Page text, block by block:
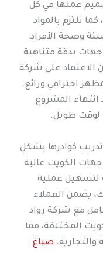
عملها في كل
تلتزم بالمواد
وصحة الأفراد.
بدقة متناهية
الاعتماد على شركة
احترافي ورائع.
انتهاء المشروع
لوقت طويل.
كوادرها بشكل
الكويت عالية
لتسهيل عملية
يضمن العملاء
مع شركة رواد
المختلفة، مما
والتجارية. صباغ